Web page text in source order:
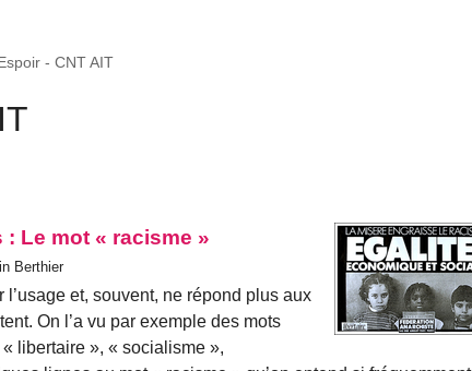
- CNT AIT
Le mot « racisme »
Berthier
l’usage et, souvent, ne répond plus aux
On l’a vu par exemple des mots
libertaire », « socialisme »,